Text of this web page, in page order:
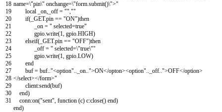
18
19
20
21
22
23
24
25
26
27
28
29
30
31
name=\"pin\" onchange=\"form.submit()\">"
local
_on _off = "" ""
if( _GET.pin == "ON")then
_on = " selected=true"
gpio write(1 gpio HIGH)
elseif( _GET.pin == "OFF")then
_off = " selected=\"true\""
gpio write(1 gpio LOW)
end
buf = buf "<option" _on ">ON</opton><option" _off ">OFF</option>
</select></form>"
client:send(buf)
end)
conn:on("sent" function (c) c:close() end)
end)